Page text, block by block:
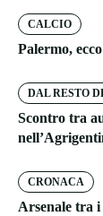
CALCIO
Palermo,
DAL RESTO
Scontro tra
CRONACA
Arsenale tra